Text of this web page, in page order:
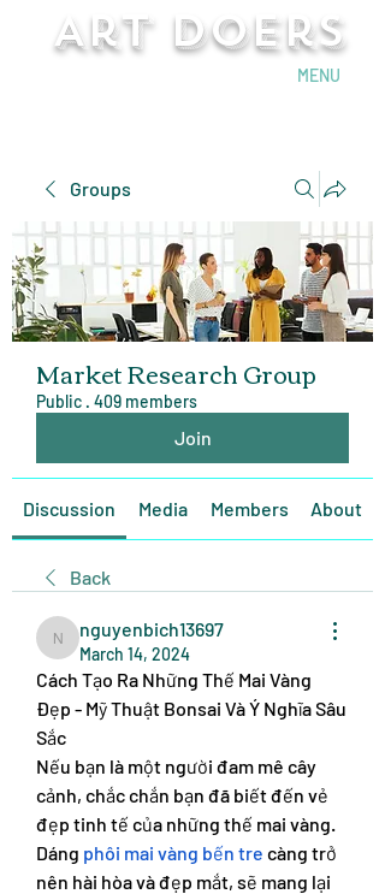
Art Doers
MENU
Groups
Market Research Group
Public · 409 members
Join
Discussion Media Members About
Back
nguyenbich13697
nguyenbich13697
March 14, 2024
Cách Tạo Ra Những Thế Mai Vàng
Đẹp - Mỹ Thuật Bonsai Và Ý Nghĩa Sâu
Sắc
Nếu bạn là một người đam mê cây
cảnh, chắc chắn bạn đã biết đến vẻ
đẹp tinh tế của những thế mai vàng.
Dáng phôi mai vàng bến tre càng trở
nên hài hòa và đẹp mắt, sẽ mang lại